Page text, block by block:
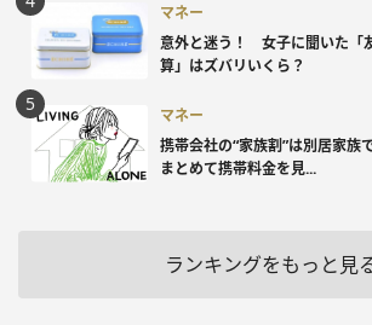
マネー
意外と迷う！ 女子に聞いた「
算」はズバリいくら？
マネー
携帯会社の“家族割”は別居家
まとめて携帯料金を見...
ランキングをもっと見